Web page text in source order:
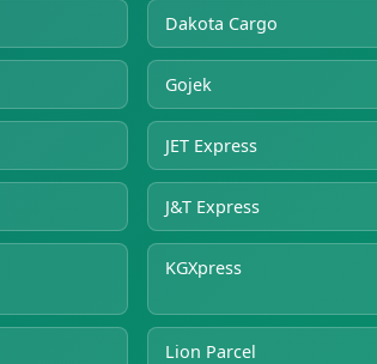
Dakota Cargo
Gojek
JET Express
J&T Express
KGXpress
Lion Parcel